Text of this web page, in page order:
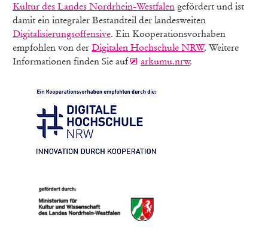
Kultur des Landes Nordrhein-Westfalen gefördert und ist
damit ein integraler Bestandteil der landesweiten
Digitalisierungsoffensive. Ein Kooperationsvorhaben
empfohlen von der Digitalen Hochschule NRW. Weitere
Informationen finden Sie auf
arkumu.nrw.